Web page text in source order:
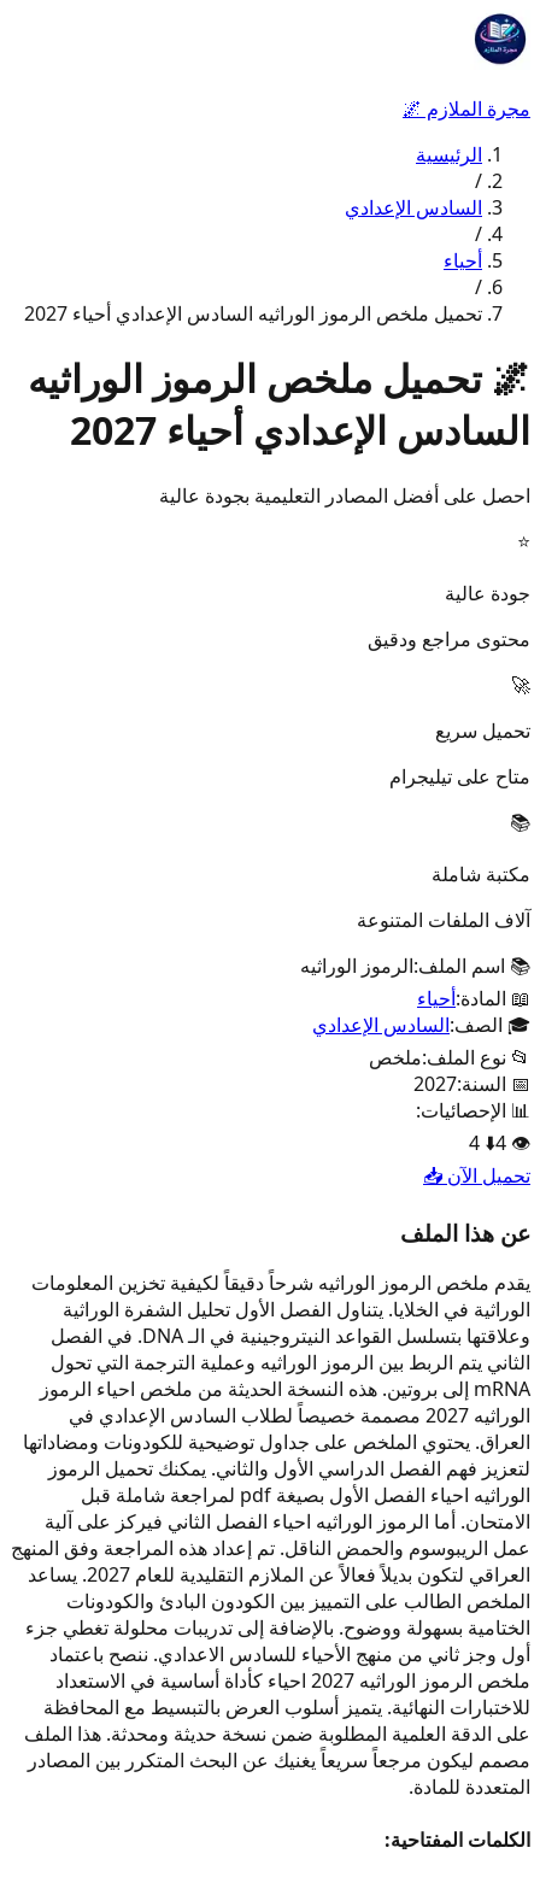
مجرة الملازم 🌌
الرئيسية
/
السادس الإعدادي
/
أحياء
/
تحميل ملخص الرموز الوراثيه السادس الإعدادي أحياء 2027
🌌 تحميل ملخص الرموز الوراثيه
السادس الإعدادي أحياء 2027
احصل على أفضل المصادر التعليمية بجودة عالية
⭐
جودة عالية
محتوى مراجع ودقيق
🚀
تحميل سريع
متاح على تيليجرام
📚
مكتبة شاملة
آلاف الملفات المتنوعة
📚 اسم الملف:الرموز الوراثيه
📖 المادة:أحياء
🎓 الصف:السادس الإعدادي
📂 نوع الملف:ملخص
📅 السنة:2027
📊 الإحصائيات:
👁️
4
⬇️
4
تحميل الآن 📥
عن هذا الملف
يقدم ملخص الرموز الوراثيه شرحاً دقيقاً لكيفية تخزين المعلومات
الوراثية في الخلايا. يتناول الفصل الأول تحليل الشفرة الوراثية
وعلاقتها بتسلسل القواعد النيتروجينية في الـ DNA. في الفصل
الثاني يتم الربط بين الرموز الوراثيه وعملية الترجمة التي تحول
mRNA إلى بروتين. هذه النسخة الحديثة من ملخص احياء الرموز
الوراثيه 2027 مصممة خصيصاً لطلاب السادس الإعدادي في
العراق. يحتوي الملخص على جداول توضيحية للكودونات ومضاداتها
لتعزيز فهم الفصل الدراسي الأول والثاني. يمكنك تحميل الرموز
الوراثيه احياء الفصل الأول بصيغة pdf لمراجعة شاملة قبل
الامتحان. أما الرموز الوراثيه احياء الفصل الثاني فيركز على آلية
عمل الريبوسوم والحمض الناقل. تم إعداد هذه المراجعة وفق المنهج
العراقي لتكون بديلاً فعالاً عن الملازم التقليدية للعام 2027. يساعد
الملخص الطالب على التمييز بين الكودون البادئ والكودونات
الختامية بسهولة ووضوح. بالإضافة إلى تدريبات محلولة تغطي جزء
أول وجز ثاني من منهج الأحياء للسادس الاعدادي. ننصح باعتماد
ملخص الرموز الوراثيه 2027 احياء كأداة أساسية في الاستعداد
للاختبارات النهائية. يتميز أسلوب العرض بالتبسيط مع المحافظة
على الدقة العلمية المطلوبة ضمن نسخة حديثة ومحدثة. هذا الملف
مصمم ليكون مرجعاً سريعاً يغنيك عن البحث المتكرر بين المصادر
المتعددة للمادة.
الكلمات المفتاحية: